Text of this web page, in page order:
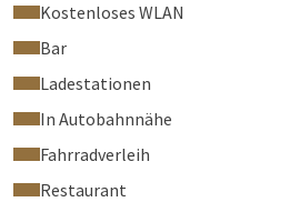
Kostenloses WLAN
Bar
Ladestationen
In Autobahnnähe
Fahrradverleih
Restaurant